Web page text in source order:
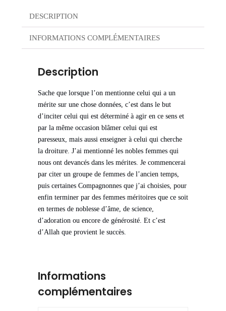
DESCRIPTION
INFORMATIONS COMPLÉMENTAIRES
Description
Sache que lorsque l’on mentionne celui qui a un
mérite sur une chose données, c’est dans le but
d’inciter celui qui est déterminé à agir en ce sens et
par la même occasion blâmer celui qui est
paresseux, mais aussi enseigner à celui qui cherche
la droiture. J’ai mentionné les nobles femmes qui
nous ont devancés dans les mérites. Je commencerai
par citer un groupe de femmes de l’ancien temps,
puis certaines Compagnonnes que j’ai choisies, pour
enfin terminer par des femmes méritoires que ce soit
en termes de noblesse d’âme, de science,
d’adoration ou encore de générosité. Et c’est
d’Allah que provient le succès.
Informations
complémentaires